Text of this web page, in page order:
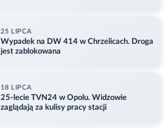
25 LIPCA
Wypadek na DW 414 w Chrzelicach. Droga
jest zablokowana
18 LIPCA
25-lecie TVN24 w Opolu. Widzowie
zaglądają za kulisy pracy stacji